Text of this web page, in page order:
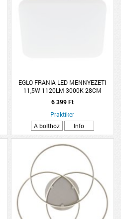
EGLO FRANIA LED MENNYEZETI
11,5W 1120LM 3000K 28CM
SZÖGLETES
6 399 Ft
Praktiker
A bolthoz
Info